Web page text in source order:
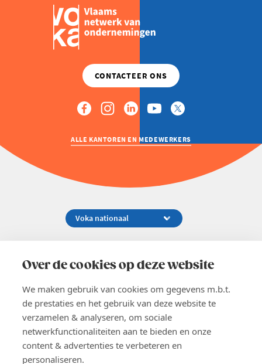
Over de cookies op deze website
We maken gebruik van cookies om gegevens m.b.t.
de prestaties en het gebruik van deze website te
verzamelen & analyseren, om sociale
netwerkfunctionaliteiten aan te bieden en onze
content & advertenties te verbeteren en
personaliseren.
ALLE KANTOREN EN MEDEWERKERS
02 229 81 11
EN